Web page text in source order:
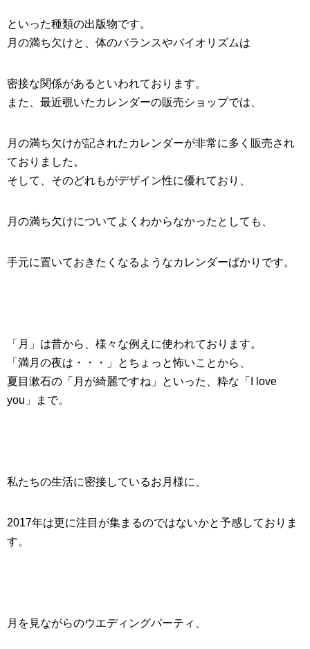
といった種類の出版物です。
月の満ち欠けと、体のバランスやバイオリズムは
密接な関係があるといわれております。
また、最近覗いたカレンダーの販売ショップでは、
月の満ち欠けが記されたカレンダーが非常に多く販売され
ておりました。
そして、そのどれもがデザイン性に優れており、
月の満ち欠けについてよくわからなかったとしても、
手元に置いておきたくなるようなカレンダーばかりです。
「月」は昔から、様々な例えに使われております。
「満月の夜は・・・」とちょっと怖いことから、
夏目漱石の「 月が綺麗ですね 」といった、粋な「I love
you」まで。
私たちの生活に密接しているお月様に、
2017年は更に注目が集まるのではないかと予感しておりま
す。
月を見ながらのウエディングパーティ